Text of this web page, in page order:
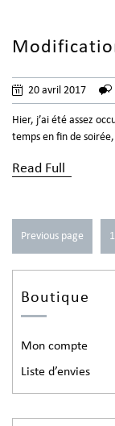
20 avril 2017
Hier, j’ai été assez
temps en fin de
Read Full
Previous page 1
Boutique
Mon compte
Liste d’envies